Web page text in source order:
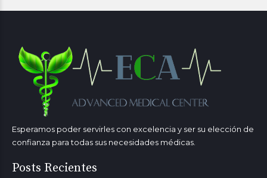
Esperamos poder servirles con excelencia y ser su elección de
confianza para todas sus necesidades médicas.
Posts Recientes